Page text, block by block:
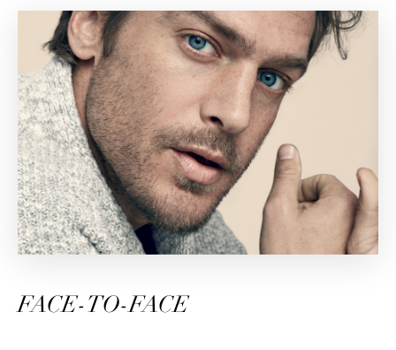
FACE-TO-FACE